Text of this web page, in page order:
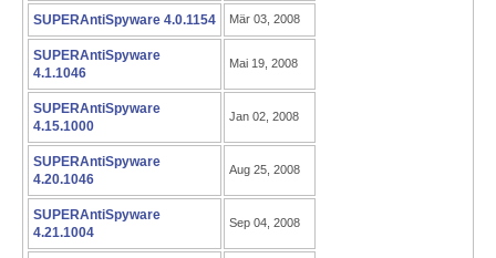
SUPERAntiSpyware 4.0.1154 Mär 03, 2008
SUPERAntiSpyware
4.1.1046
Mai 19, 2008
SUPERAntiSpyware
4.15.1000
Jan 02, 2008
SUPERAntiSpyware
4.20.1046
Aug 25, 2008
SUPERAntiSpyware
4.21.1004
Sep 04, 2008